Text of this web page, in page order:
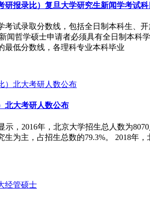
研报录比）复旦大学研究生新闻学考试
考试录取分数线，包括全日制本科生、
闻哲学硕士申请者必须具有全日制本
最低分数线，各理科专业本科毕业
北大考研人数公布
示，2016年，北京大学招生总人数为
生为主，占招生总数的79.3%。 2018年